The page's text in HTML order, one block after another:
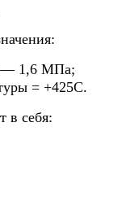
— 1,6 МПа;
= +425С.
в себя: